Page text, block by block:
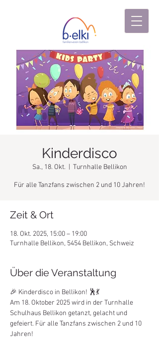
Kinderdisco
Sa., 18. Okt. Turnhalle Bellikon
Für alle Tanzfans zwischen 2 und 10 Jahren!
Zeit & Ort
18. Okt. 2025, 15:00 – 19:00
Turnhalle Bellikon, 5454 Bellikon, Schweiz
Über die Veranstaltung
🎉 Kinderdisco in Bellikon! 🕺💃
Am 18. Oktober 2025 wird in der Turnhalle
Schulhaus Bellikon getanzt, gelacht und
gefeiert. Für alle Tanzfans zwischen 2 und 10
Jahren!